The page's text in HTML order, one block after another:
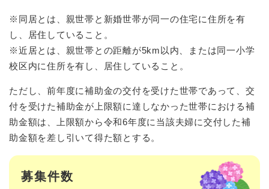
※同居とは、親世帯と新婚世帯が同一の住宅に住所を有
し、居住していること。
※近居とは、親世帯との距離が5km以内、または同一小学
校区内に住所を有し、居住していること。
ただし、前年度に補助金の交付を受けた世帯であって、交
付を受けた補助金が上限額に達しなかった世帯における補
助金額は、上限額から令和6年度に当該夫婦に交付した補
助金額を差し引いて得た額とする。
募集件数